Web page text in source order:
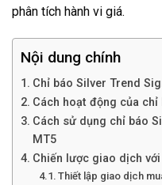
phân tích hành vi giá.
Nội dung chính
Chỉ báo Silver Trend
Cách hoạt động của chỉ
Cách sử dụng chỉ báo
MT5
Chiến lược giao dịch
Thiết lập giao dịch